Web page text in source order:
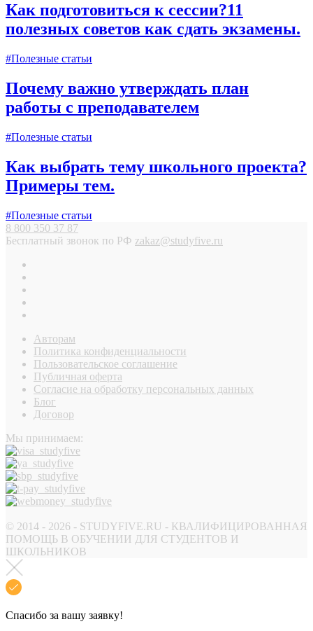
Как подготовиться к сессии?11
полезных советов как сдать экзамены.
#Полезные статьи
Почему важно утверждать план
работы с преподавателем
#Полезные статьи
Как выбрать тему школьного проекта?
Примеры тем.
#Полезные статьи
8 800 350 37 87
Бесплатный звонок по РФ zakaz@studyfive.ru
Авторам
Политика конфиденциальности
Пользовательское соглашение
Публичная оферта
Согласие на обработку персональных данных
Блог
Договор
Мы принимаем:
© 2014 - 2026 - STUDYFIVE.RU - КВАЛИФИЦИРОВАННАЯ
ПОМОЩЬ В ОБУЧЕНИИ ДЛЯ СТУДЕНТОВ И
ШКОЛЬНИКОВ
Спасибо за вашу заявку!